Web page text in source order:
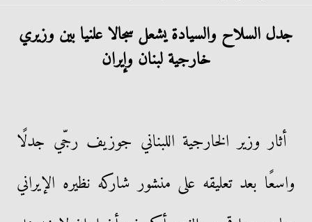
جدل السلاح والسيادة يشعل سجالا علنيا بين وزيري
خارجية لبنان وإيران
أثار وزير الخارجية اللبناني جوزيف رجّي جدلًا
واسعًا بعد تعليقه على منشور شاركه نظيره الإيراني